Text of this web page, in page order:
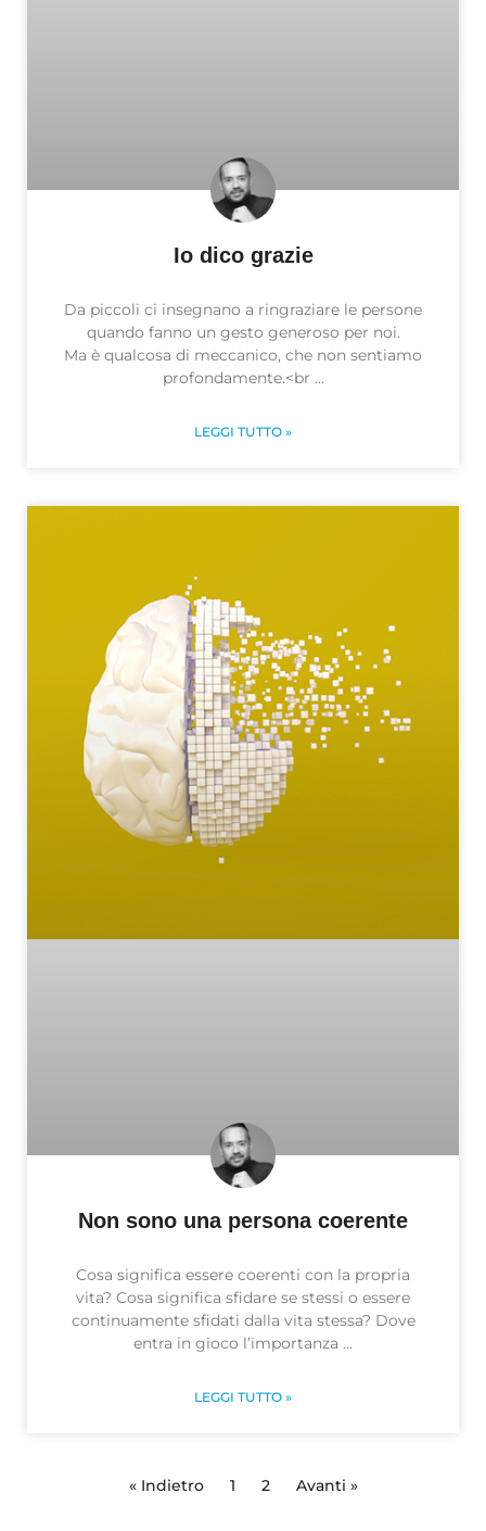
Io dico grazie
Da piccoli ci insegnano a ringraziare le persone
quando fanno un gesto generoso per noi.
Ma è qualcosa di meccanico, che non sentiamo
profondamente.<br
LEGGI TUTTO »
Non sono una persona coerente
Cosa significa essere coerenti con la propria
vita? Cosa significa sfidare se stessi o essere
continuamente sfidati dalla vita stessa? Dove
entra in gioco l’importanza
LEGGI TUTTO »
« Indietro 1 2 Avanti »